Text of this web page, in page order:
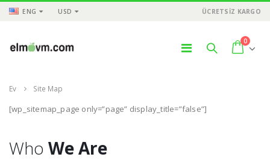
ENG USD ÜCRETSİZ KARGO
0
Ev Site Map
[wp_sitemap_page only=”page” display_title=”false”]
Who We Are